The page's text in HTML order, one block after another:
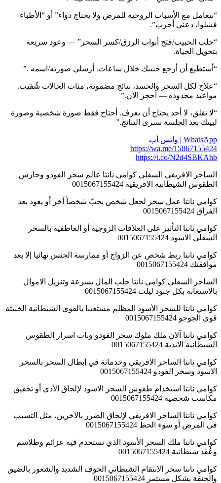
“نتعامل مع الأسباب الروحية للمرض ولا يحتاج دواء” أو “الأطباء
فشلوا، دعني أجرب”.
“جلب الحبيب/فتح أبواب الرزق/كسر السحر” — وعود سريعة
بتحويل الحياة.
“أستطيع أن أرجع حبيبك خلال ساعات. أرسلي صورته/اسمه .”
“علاج لكل السحر والحسد، نتائج مضمونة، مئات الحالات شُفيت.
مواعيد محدودة — احجز الآن.”
“لا تقلق، لا أحد يحتاج أن يعرف. أحتاج فقط صورة شخصية وصورة
لبيتك بعد الجلسة سنرى النتائج.”
WhatsApp | واتس آب
https://wa.me/15067155424
https://t.co/N2d4SBKAhb
الساحر الافريقي السفلي كوامي نانتا عالم سحر الفودو وحارس
الطقوس الشيطانية الافريقية 0015067155424
كوامي نانتا عمل سحر لجعل شخص يحبّ شخصاً آخر أو يعود بعد
الفراق 0015067155424
كوامي نانتا التأثير على العلاقات الزوجية أو العاطفية بالسحر
السفلي الاسود 0015067155424
كوامي نانتا ربط شخص عن الزواج أو ممارسة الجنس نهائيا إلا بعد
موافقتك 0015067155424
الساحر السفلي كوامي نانتا جلب المال بسرعة وتنزيل الاموال
بالاستعانة بكل جنود ليلث 0015067155424
كوامي نانتا للسحر الأسود المظلم مستعينا بالقوى الشيطانية الخبيثة
قوى الجوجو 0015067155424
كوامي نانتا آلان ملك ملوك سحر الفودو وباب اسرار الطقوس
الشيطانية الابدية 0015067155424
كوامي نانتا الساحر الافريقي وخدماتة في إبطال السحر بالسحر
الاسود وسحر الفودو 0015067155424
كوامي نانتا استخدام طقوس السحر الاسود لإلحاق الأذى أو تحقيق
مكاسب شخصية 0015067155424
كوامي نانتا الساحر الافريقي لإلحاق الضرر بالآخرين، مثل التسبب
في المرض أو سوء الحظ 0015067155424
كوامي نانتا ملك السحر الأسود الذي تستخدم فيه عزائم وطلاسم
وعُقَد شيطانية 0015067155424
كوامي نانتا سحر الانتقام الشيطاني الخوف الشديد والشعور بالضيق
والخنقة بشكل مستمر 0015067155424